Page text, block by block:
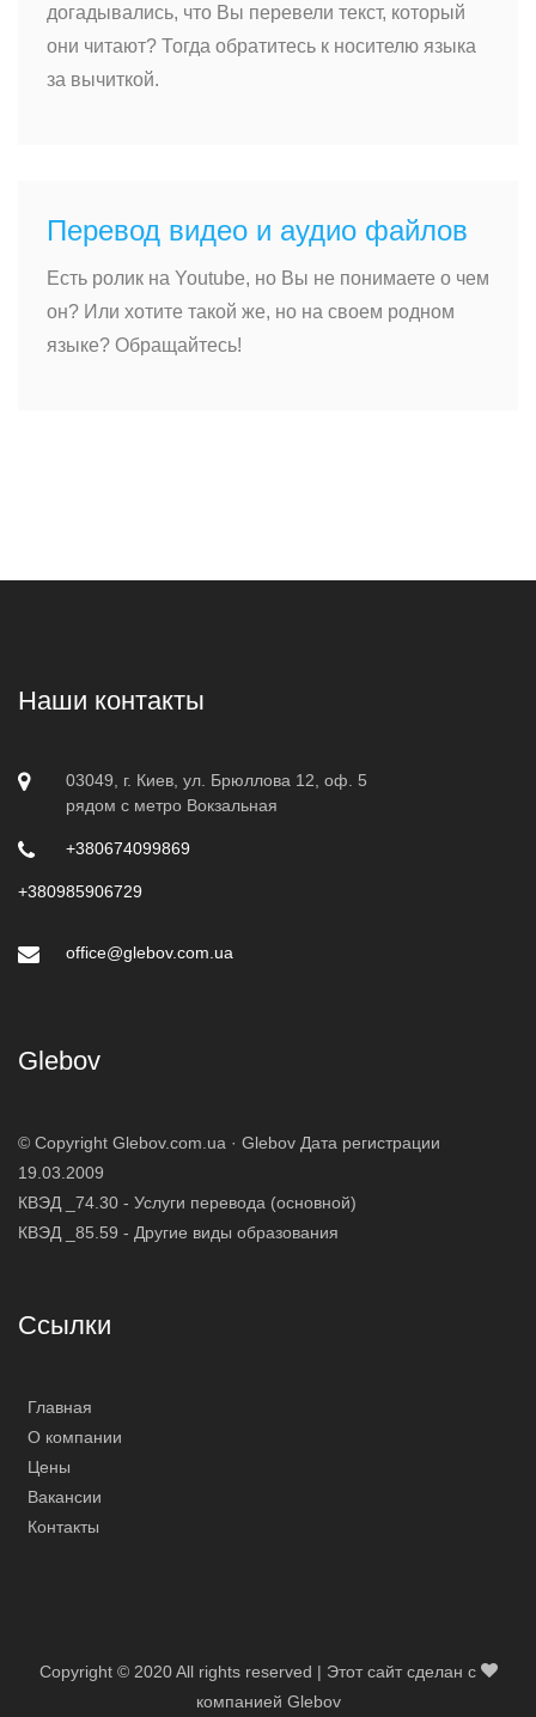
догадывались, что Вы перевели текст, который
они читают? Тогда обратитесь к носителю языка
за вычиткой.
Перевод видео и аудио файлов
Есть ролик на Youtube, но Вы не понимаете о чем
он? Или хотите такой же, но на своем родном
языке? Обращайтесь!
Наши контакты
03049, г. Киев, ул. Брюллова 12, оф. 5
рядом с метро Вокзальная
+380674099869
+380985906729
office@glebov.com.ua
Glebov
© Copyright Glebov.com.ua · Glebov Дата регистрации
19.03.2009
КВЭД _74.30 - Услуги перевода (основной)
КВЭД _85.59 - Другие виды образования
Ссылки
Главная
О компании
Цены
Вакансии
Контакты
Copyright © 2020 All rights reserved | Этот сайт сделан с
компанией Glebov